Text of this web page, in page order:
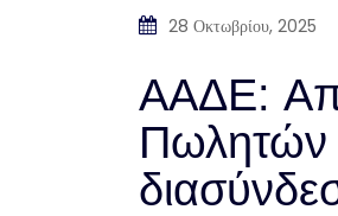
28 Οκτωβρίου, 2025
ΑΑΔΕ:
Πωλητών